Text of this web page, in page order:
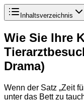
Inhaltsverzeichnis
Wie Sie Ihre
Drama)
Wenn der Satz „Zeit
unter das Bett zu